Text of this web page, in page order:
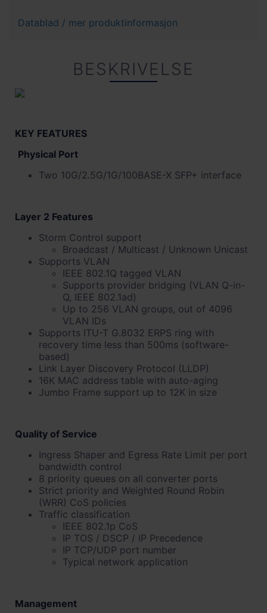
Datablad / mer produktinformasjon
BESKRIVELSE
KEY FEATURES
Physical Port
Two 10G/2.5G/1G/100BASE-X SFP+ interface
Layer 2 Features
Storm Control support
Broadcast / Multicast / Unknown Unicast
Supports VLAN
IEEE 802.1Q tagged VLAN
Supports provider bridging (VLAN Q-in-
Q, IEEE 802.1ad)
Up to 256 VLAN groups, out of 4096
VLAN IDs
Supports ITU-T G.8032 ERPS ring with
recovery time less than 500ms (software-
based)
Link Layer Discovery Protocol (LLDP)
16K MAC address table with auto-aging
Jumbo Frame support up to 12K in size
Quality of Service
Ingress Shaper and Egress Rate Limit per port
bandwidth control
8 priority queues on all converter ports
Strict priority and Weighted Round Robin
(WRR) CoS policies
Traffic classification
IEEE 802.1p CoS
IP TOS / DSCP / IP Precedence
IP TCP/UDP port number
Typical network application
Management